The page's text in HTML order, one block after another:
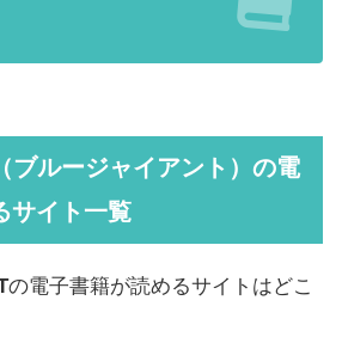
ルージャイアント） の電
サイト一覧
の電子書籍が読めるサイトはどこ